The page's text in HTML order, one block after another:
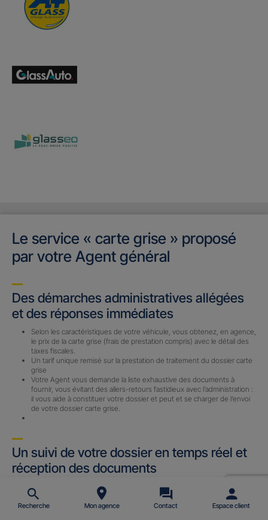
Le service « carte grise » proposé
par votre Agent général
Des démarches administratives allégées
et des réponses immédiates
Selon les caractéristiques de votre véhicule, vous obtenez, en agence,
le prix de la carte grise (frais de prestation compris) avec le détail des
taxes fiscales.
Un tarif unique remisé sur la prestation de traitement du dossier carte
grise
Votre Agent vous demande la liste exhaustive des documents à
fournir, vous évitant des allers-retours fastidieux avec l’administration :
il vous aide à constituer votre dossier et peut et se charger de l’envoi
de votre dossier carte grise.
Un suivi de votre dossier en temps réel et
réception des documents
Un Certificat Provisoire d’immatriculation (CPI) ou un Accusé
d’Enregistrement de Changement de Titulaire (AECT) vous est
envoyé par email (sous 24 h) avec le n° d’immatriculation définitif une
Recherche Mon agence Contact Espace client